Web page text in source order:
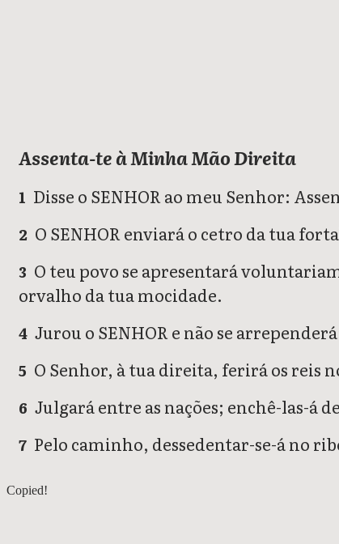
Assenta-te à Minha Mão Direita
1 Disse o SENHOR ao meu Senhor:
2 O SENHOR enviará o cetro da tua
3 O teu povo se apresentará
orvalho da tua mocidade.
4 Jurou o SENHOR e não se
5 O Senhor, à tua direita, ferirá os reis
6 Julgará entre as nações; enchê-las-á
7 Pelo caminho, dessedentar-se-á no
Salmos 109
Copied!